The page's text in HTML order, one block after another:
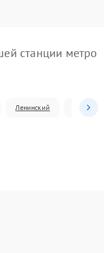
станции метро
Ленинский